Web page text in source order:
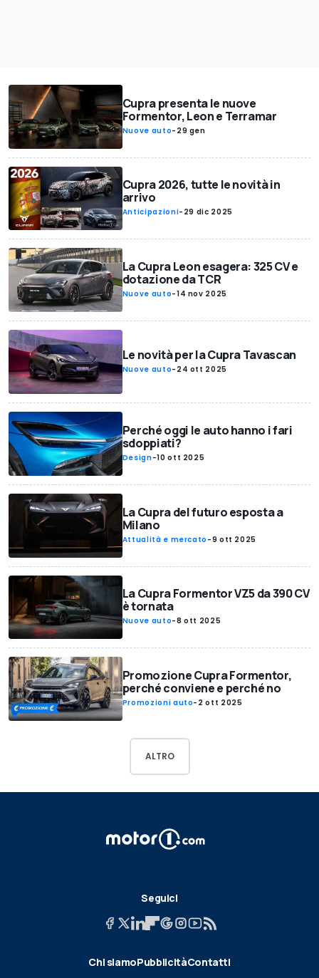
Cupra presenta le nuove
Formentor, Leon e Terramar
Nuove auto- 29 gen
Cupra 2026, tutte le novità in
arrivo
Anticipazioni- 29 dic 2025
La Cupra Leon esagera: 325 CV e
dotazione da TCR
Nuove auto-14 nov 2025
Le novità per la Cupra Tavascan
Nuove auto- 24 ott 2025
Perché oggi le auto hanno i fari
sdoppiati?
Design-10 ott 2025
La Cupra del futuro esposta a
Milano
Attualità e mercato -9 ott 2025
La Cupra Formentor VZ5 da 390 CV
è tornata
Nuove auto-8 ott 2025
Promozione Cupra Formentor,
perché conviene e perché no
Promozioni auto- 2 ott 2025
ALTRO
Seguici
Chi siamoPubblicitàContatti